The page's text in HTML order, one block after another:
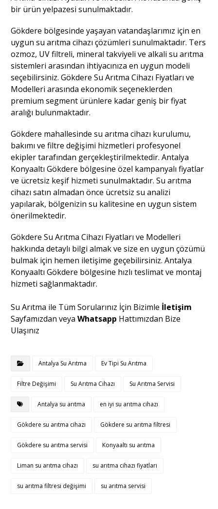
bir ürün yelpazesi sunulmaktadır.
Gökdere bölgesinde yaşayan vatandaşlarımız için en
uygun su arıtma cihazı çözümleri sunulmaktadır. Ters
ozmoz, UV filtreli, mineral takviyeli ve alkali su arıtma
sistemleri arasından ihtiyacınıza en uygun modeli
seçebilirsiniz. Gökdere Su Arıtma Cihazı Fiyatları ve
Modelleri arasında ekonomik seçeneklerden
premium segment ürünlere kadar geniş bir fiyat
aralığı bulunmaktadır.
Gökdere mahallesinde su arıtma cihazı kurulumu,
bakımı ve filtre değişimi hizmetleri profesyonel
ekipler tarafından gerçekleştirilmektedir. Antalya
Konyaaltı Gökdere bölgesine özel kampanyalı fiyatlar
ve ücretsiz keşif hizmeti sunulmaktadır. Su arıtma
cihazı satın almadan önce ücretsiz su analizi
yapılarak, bölgenizin su kalitesine en uygun sistem
önerilmektedir.
Gökdere Su Arıtma Cihazı Fiyatları ve Modelleri
hakkında detaylı bilgi almak ve size en uygun çözümü
bulmak için hemen iletişime geçebilirsiniz. Antalya
Konyaaltı Gökdere bölgesine hızlı teslimat ve montaj
hizmeti sağlanmaktadır.
Su Arıtma ile Tüm Sorularınız İçin Bizimle İletişim
Sayfamızdan veyaWhatsapp Hattımızdan Bize
Ulaşınız
Antalya Su Arıtma Ev Tipi Su Arıtma
Filtre Değişimi Su Arıtma Cihazı Su Arıtma Servisi
Antalya su arıtma en iyi su arıtma cihazı
Gökdere su arıtma cihazı Gökdere su arıtma filtresi
Gökdere su arıtma servisi Konyaaltı su arıtma
Liman su arıtma cihazı su arıtma cihazı fiyatları
su arıtma filtresi değişimi su arıtma servisi